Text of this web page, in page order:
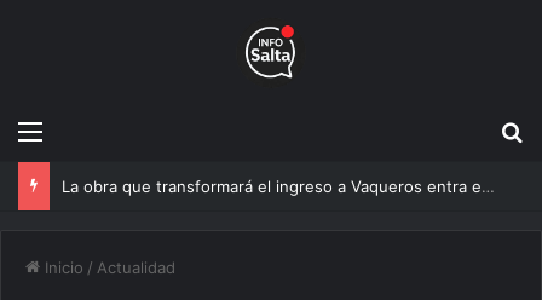
Menú
Un estudio de la UNSa busca revolucionar las casas de adobe y hacerlas más seguras
Inicio / Actualidad